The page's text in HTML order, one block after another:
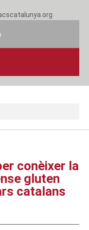
conèixer la
gluten
catalans